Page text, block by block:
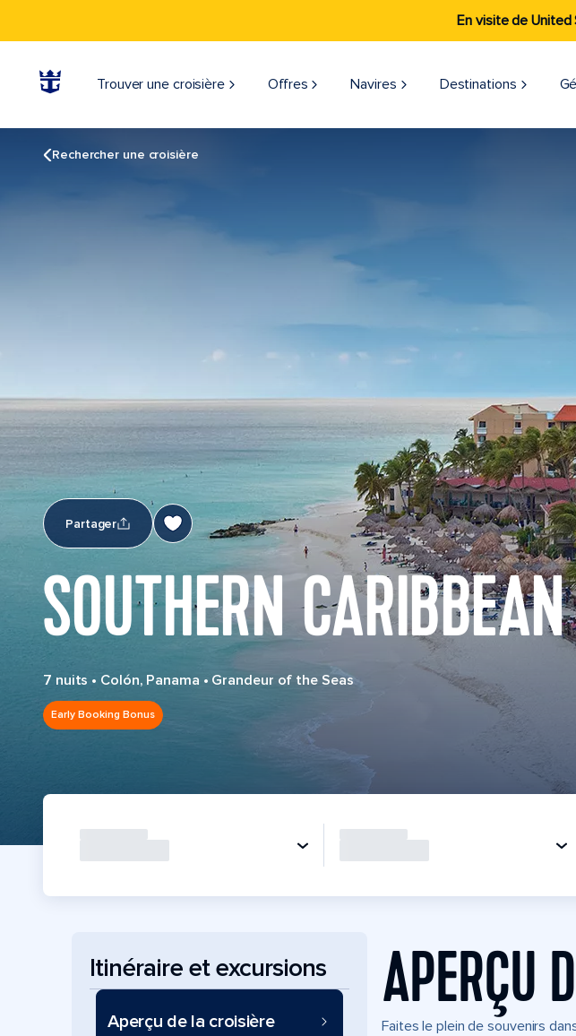
En visite de United
Trouver une croisière Offres Navires Destinations
Rechercher une croisière
Partager
SOUTHERN
7 nuits • Colón, Panama • Grandeur of the Seas
Early Booking Bonus
Itinéraire et excursions
Aperçu de la croisière APERÇU
Faites le plein de souvenirs